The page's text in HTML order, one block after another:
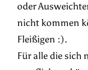
oder
nicht kommen
Fleißigen :).
Für alle die sich